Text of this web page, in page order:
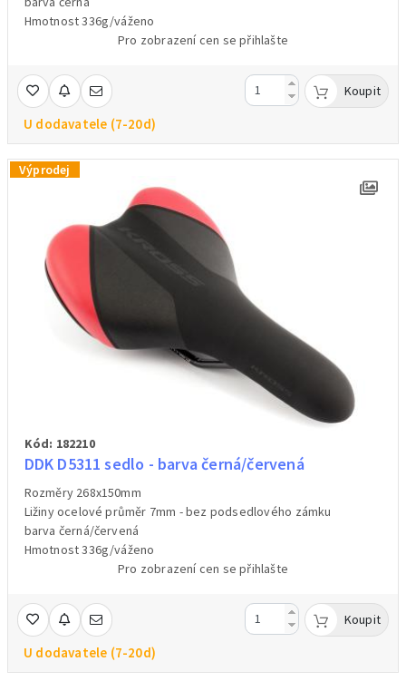
Hmotnost 336g/váženo
Pro zobrazení cen se přihlašte
U dodavatele (7-20d)
Koupit
Výprodej
Kód: 182210
DDK D5311 sedlo - barva černá/červená
Rozměry 268x150mm
Ližiny ocelové průměr 7mm - bez podsedlového zámku
barva černá/červená
Hmotnost 336g/váženo
Pro zobrazení cen se přihlašte
U dodavatele (7-20d)
Koupit